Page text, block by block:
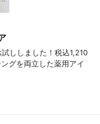
ししました！税込1,210
グを両立した薬用アイ